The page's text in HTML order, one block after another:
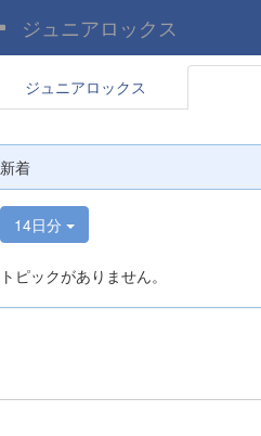
ジュニアロックス
ジュニアロックス
新着
14日分
トピックがありません。